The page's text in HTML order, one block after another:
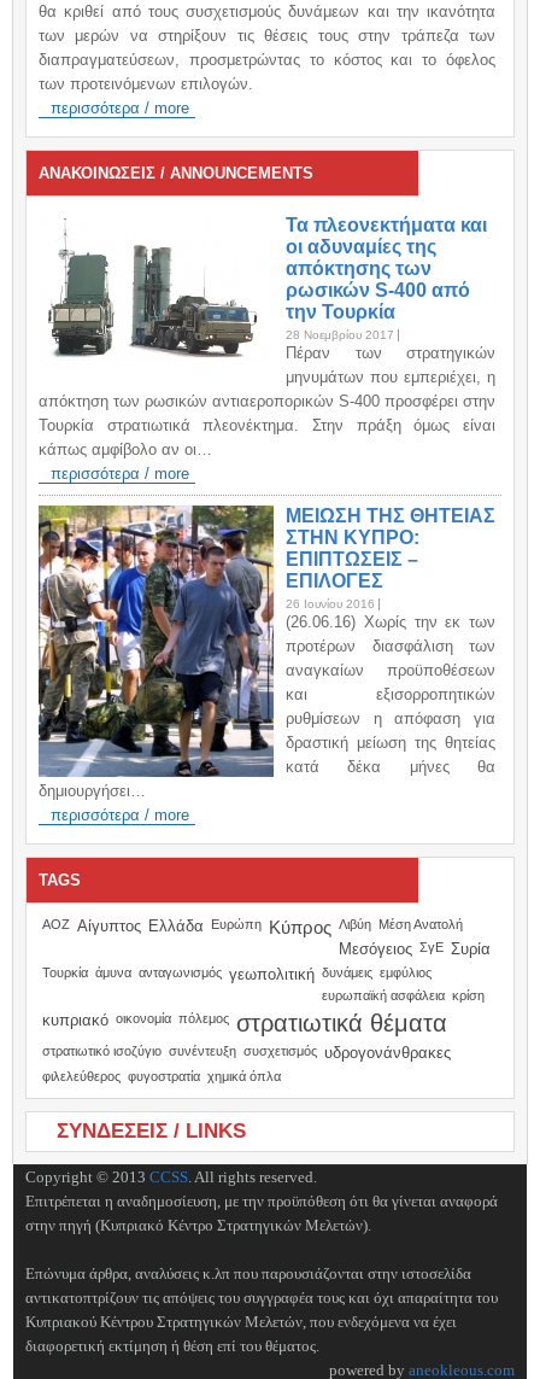
θα κριθεί από τους συσχετισμούς δυνάμεων και την ικανότητα
των μερών να στηρίξουν τις θέσεις τους στην τράπεζα των
διαπραγματεύσεων, προσμετρώντας το κόστος και το όφελος
των προτεινόμενων επιλογών.
περισσότερα / more
ΑΝΑΚΟΙΝΩΣΕΙΣ / ANNOUNCEMENTS
Τα πλεονεκτήματα και
οι αδυναμίες της
απόκτησης των
ρωσικών S-400 από
την Τουρκία
28 Νοεμβρίου 2017
Πέραν των στρατηγικών
μηνυμάτων που εμπεριέχει, η
απόκτηση των ρωσικών αντιαεροπορικών S-400 προσφέρει στην
Τουρκία στρατιωτικά πλεονέκτημα. Στην πράξη όμως είναι
κάπως αμφίβολο αν οι…
περισσότερα / more
ΜΕΙΩΣΗ ΤΗΣ ΘΗΤΕΙΑΣ
ΣΤΗΝ ΚΥΠΡΟ:
ΕΠΙΠΤΩΣΕΙΣ –
ΕΠΙΛΟΓΕΣ
26 Ιουνίου 2016
(26.06.16) Χωρίς την εκ των
προτέρων διασφάλιση των
αναγκαίων προϋποθέσεων
και εξισορροπητικών
ρυθμίσεων η απόφαση για
δραστική μείωση της θητείας
κατά δέκα μήνες θα
δημιουργήσει…
περισσότερα / more
TAGS
ΑΟΖ Αίγυπτος Ελλάδα Ευρώπη Κύπρος Λιβύη Μέση Ανατολή
Μεσόγειος ΣγΕ Συρία
Τουρκία άμυνα ανταγωνισμός γεωπολιτική δυνάμεις εμφύλιος
ευρωπαϊκή ασφάλεια κρίση
κυπριακό οικονομία πόλεμος στρατιωτικά θέματα
στρατιωτικό ισοζύγιο συνέντευξη συσχετισμός υδρογονάνθρακες
φιλελεύθερος φυγοστρατία χημικά όπλα
ΣΥΝΔΕΣΕΙΣ / LINKS
Copyright © 2013 CCSS. All rights reserved.
Επιτρέπεται η αναδημοσίευση, με την προϋπόθεση ότι θα γίνεται αναφορά
στην πηγή (Κυπριακό Κέντρο Στρατηγικών Μελετών).
Επώνυμα άρθρα, αναλύσεις κ.λπ που παρουσιάζονται στην ιστοσελίδα
αντικατοπτρίζουν τις απόψεις του συγγραφέα τους και όχι απαραίτητα του
Κυπριακού Κέντρου Στρατηγικών Μελετών, που ενδεχόμενα να έχει
διαφορετική εκτίμηση ή θέση επί του θέματος.
powered by aneokleous.com